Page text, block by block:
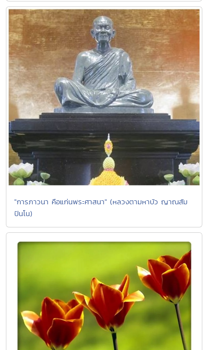
"การภาวนา คือแก่นพระศาสนา" (หลวงตามหาบัว ญาณสัม
ปันโน)